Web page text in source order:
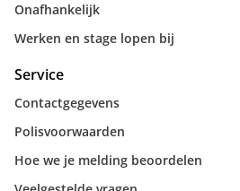
Onafhankelijk
Werken en stage lopen bij
Service
Contactgegevens
Polisvoorwaarden
Hoe we je melding beoordelen